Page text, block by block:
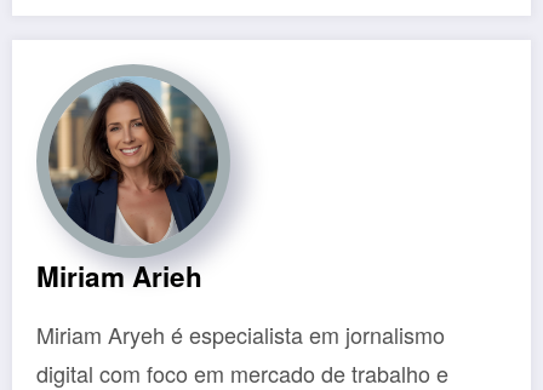
Miriam Arieh
Miriam Aryeh é especialista em jornalismo
digital com foco em mercado de trabalho e